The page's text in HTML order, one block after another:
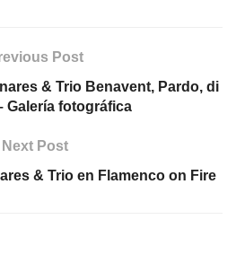
Post
& Trio Benavent, Pardo, di
Galería fotográfica
Next Post
& Trio en Flamenco on Fire